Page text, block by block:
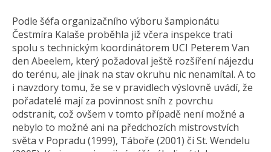
Podle šéfa organizačního výboru šampionátu
Čestmíra Kalaše proběhla již včera inspekce trati
spolu s technickým koordinátorem UCI Peterem Van
den Abeelem, který požadoval ještě rozšíření nájezdu
do terénu, ale jinak na stav okruhu nic nenamítal. A to
i navzdory tomu, že se v pravidlech výslovně uvádí, že
pořadatelé mají za povinnost sníh z povrchu
odstranit, což ovšem v tomto případě není možné a
nebylo to možné ani na předchozích mistrovstvích
světa v Popradu (1999), Táboře (2001) či St. Wendelu